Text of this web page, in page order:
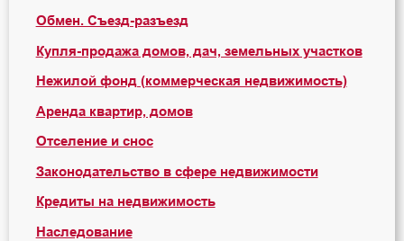
Обмен. Съезд-разъезд
Купля-продажа домов, дач, земельных участков
Нежилой фонд (коммерческая недвижимость)
Аренда квартир, домов
Отселение и снос
Законодательство в сфере недвижимости
Кредиты на недвижимость
Наследование